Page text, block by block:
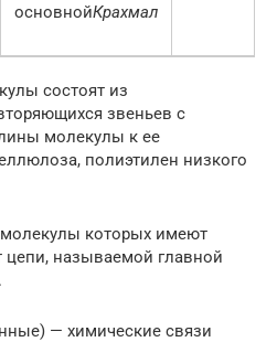
основнойКрахмал
состоят из
звеньев с
молекулы к ее
полиэтилен низкого
которых имеют
цепи, называемой главной
— химические связи